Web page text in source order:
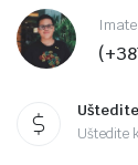
Uštedite